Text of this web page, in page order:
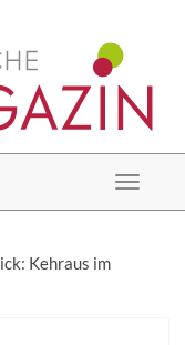
Toggle
Kehraus im